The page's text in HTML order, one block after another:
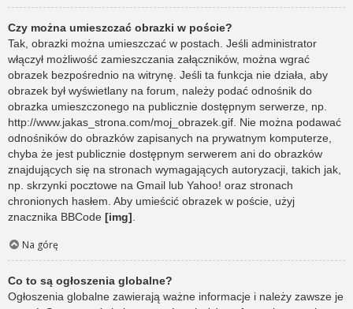
Czy można umieszczać obrazki w poście?
Tak, obrazki można umieszczać w postach. Jeśli administrator
włączył możliwość zamieszczania załączników, można wgrać
obrazek bezpośrednio na witrynę. Jeśli ta funkcja nie działa, aby
obrazek był wyświetlany na forum, należy podać odnośnik do
obrazka umieszczonego na publicznie dostępnym serwerze, np.
http://www.jakas_strona.com/moj_obrazek.gif. Nie można podawać
odnośników do obrazków zapisanych na prywatnym komputerze,
chyba że jest publicznie dostępnym serwerem ani do obrazków
znajdujących się na stronach wymagających autoryzacji, takich jak,
np. skrzynki pocztowe na Gmail lub Yahoo! oraz stronach
chronionych hasłem. Aby umieścić obrazek w poście, użyj
znacznika BBCode [img].
Na górę
Co to są ogłoszenia globalne?
Ogłoszenia globalne zawierają ważne informacje i należy zawsze je